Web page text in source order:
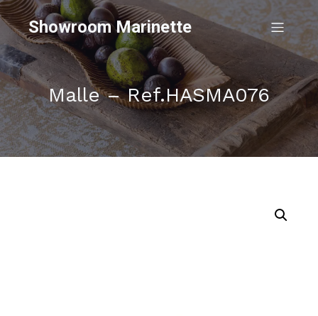
Showroom Marinette
Malle – Ref.HASMA076